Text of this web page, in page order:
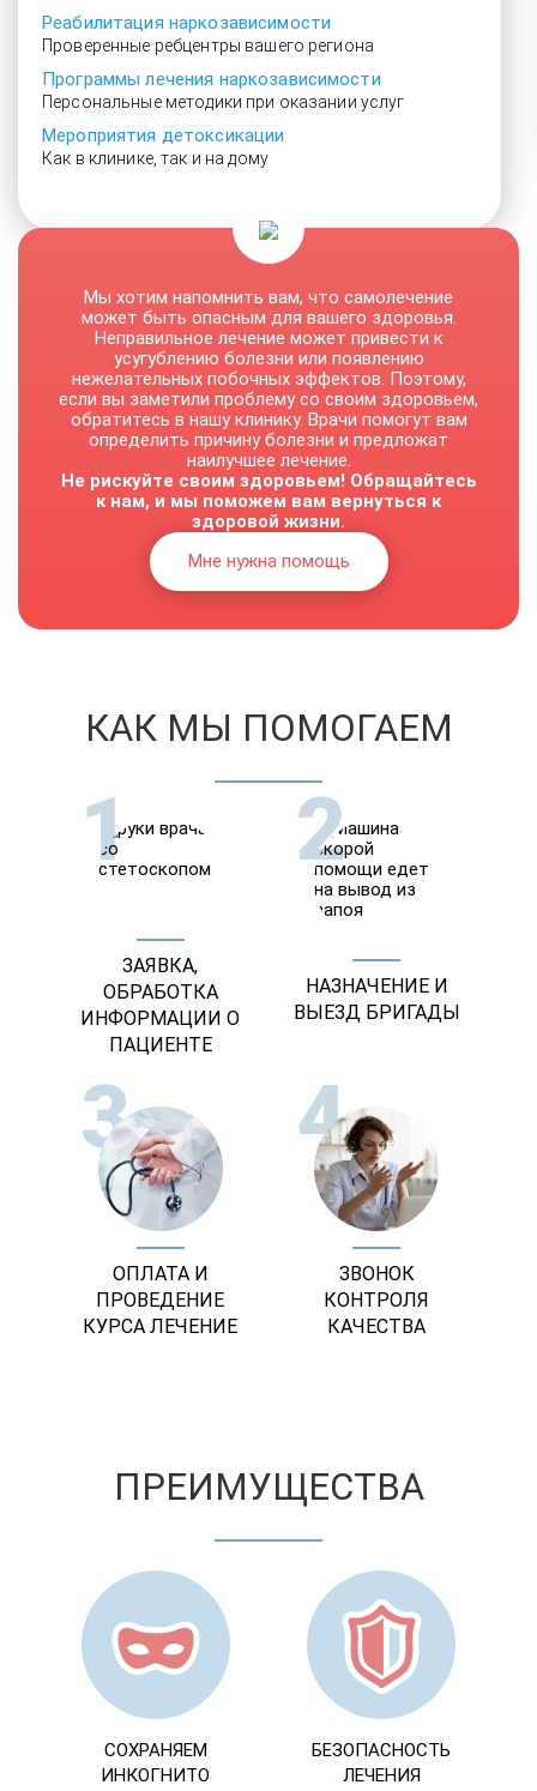
Реабилитация наркозависимости
Проверенные ребцентры вашего региона
Программы лечения наркозависимости
Персональные методики при оказании услуг
Мероприятия детоксикации
Как в клинике, так и на дому
Мы хотим напомнить вам, что самолечение
может быть опасным для вашего здоровья.
Неправильное лечение может привести к
усугублению болезни или появлению
нежелательных побочных эффектов. Поэтому,
если вы заметили проблему со своим здоровьем,
обратитесь в нашу клинику. Врачи помогут вам
определить причину болезни и предложат
наилучшее лечение.
Не рискуйте своим здоровьем! Обращайтесь
к нам, и мы поможем вам вернуться к
здоровой жизни.
Мне нужна помощь
КАК МЫ ПОМОГАЕМ
1
ЗАЯВКА,
ОБРАБОТКА
ИНФОРМАЦИИ О
ПАЦИЕНТЕ
2
НАЗНАЧЕНИЕ И
ВЫЕЗД БРИГАДЫ
3
ОПЛАТА И
ПРОВЕДЕНИЕ
КУРСА ЛЕЧЕНИЕ
4
ЗВОНОК
КОНТРОЛЯ
КАЧЕСТВА
ПРЕИМУЩЕСТВА
СОХРАНЯЕМ
ИНКОГНИТО
БЕЗОПАСНОСТЬ
ЛЕЧЕНИЯ